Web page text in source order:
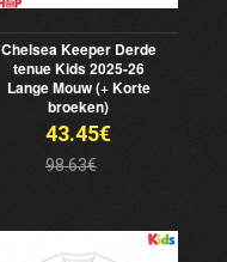
Chelsea Keeper Derde
tenue Kids 2025-26
Lange Mouw (+ Korte
broeken)
43.45€
98.63€